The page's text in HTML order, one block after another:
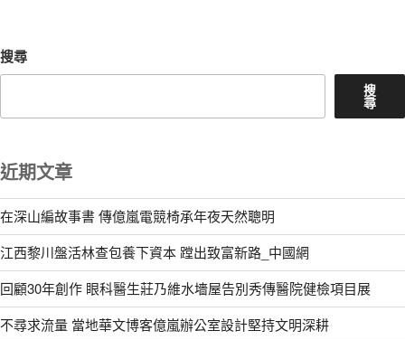
搜尋
搜
尋
近期文章
在深山編故事書 傳億嵐電競椅承年夜天然聰明
江西黎川盤活林查包養下資本 蹚出致富新路_中國網
回顧30年創作 眼科醫生莊乃維水墻屋告別秀傳醫院健檢項目展
不尋求流量 當地華文博客億嵐辦公室設計堅持文明深耕